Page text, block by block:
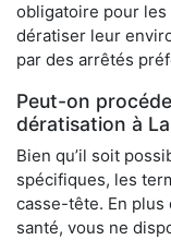
obligatoire pour
dératiser leur
par des arrêtés
Peut-on
dératisation à
Bien qu’il soit
spécifiques, les
casse-tête. En
santé, vous ne